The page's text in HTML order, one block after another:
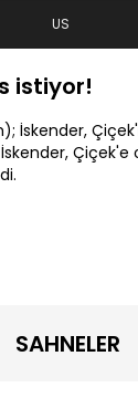
US
istiyor!
İskender,
Çiçek'e
SAHNELER